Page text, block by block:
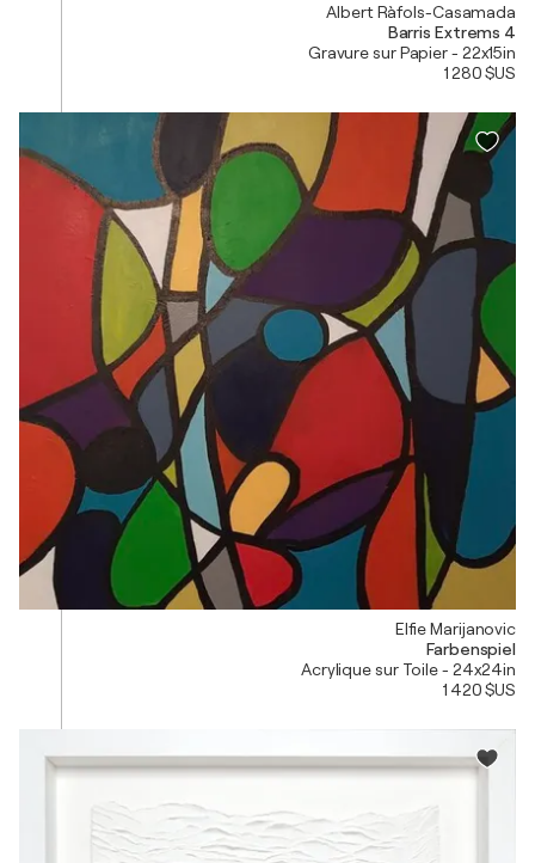
Albert Ràfols-Casamada
Barris Extrems 4
Gravure sur Papier - 22x15in
1 280 $US
Elfie Marijanovic
Farbenspiel
Acrylique sur Toile - 24x24in
1 420 $US